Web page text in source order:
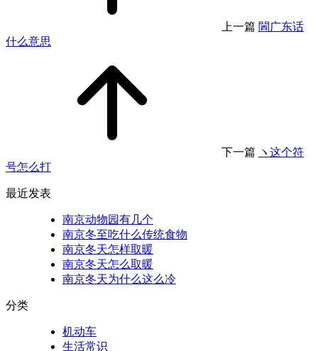
上一篇 閪广东话
什么意思
下一篇 ヽ这个符
号怎么打
最近发表
南京动物园有几个
南京冬至吃什么传统食物
南京冬天怎样取暖
南京冬天怎么取暖
南京冬天为什么这么冷
分类
机动车
生活常识